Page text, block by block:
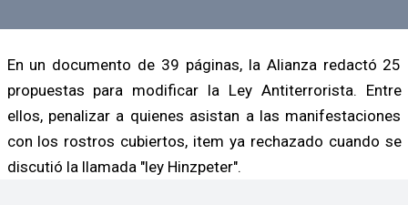
En un documento de 39 páginas, la Alianza redactó 25
propuestas para modificar la Ley Antiterrorista. Entre
ellos, penalizar a quienes asistan a las manifestaciones
con los rostros cubiertos, item ya rechazado cuando se
discutió la llamada "ley Hinzpeter".